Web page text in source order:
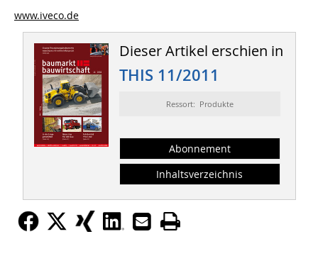
www.iveco.de
Dieser Artikel erschien in
THIS 11/2011
Ressort: Produkte
Abonnement
Inhaltsverzeichnis